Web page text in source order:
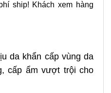
ship! Khách xem hàng
da khẩn cấp vùng da
cấp ẩm vượt trội cho